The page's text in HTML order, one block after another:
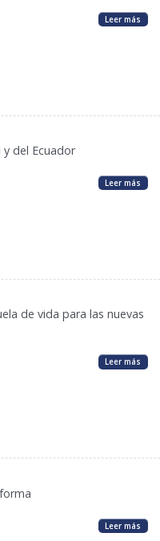
Leer más
del Ecuador
Leer más
de vida para las nuevas
Leer más
Leer más